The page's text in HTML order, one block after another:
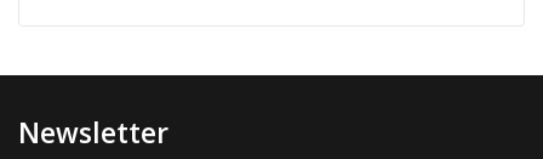
Newsletter